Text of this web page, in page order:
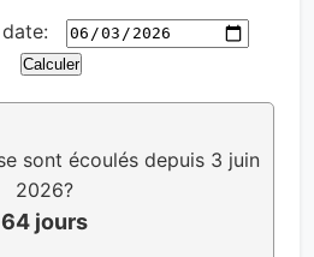
Calculer
sont écoulés depuis 3 juin
2026?
64 jours